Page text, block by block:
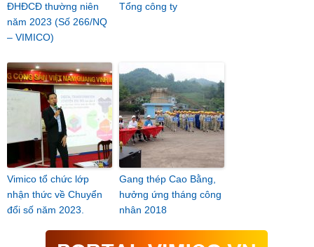
ĐHĐCĐ thường niên
năm 2023 (Số 266/NQ
– VIMICO)
Tổng công ty
Vimico tổ chức lớp
nhận thức về Chuyển
đổi số năm 2023.
Gang thép Cao Bằng,
hưởng ứng tháng công
nhân 2018